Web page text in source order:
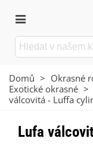
Domů > Okrasné
Exotické okrasné >
válcovitá - Luffa
Lufa